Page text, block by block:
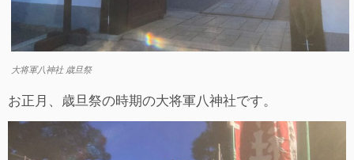
大将軍八神社 歳旦祭
お正月、歳旦祭の時期の大将軍八神社です。